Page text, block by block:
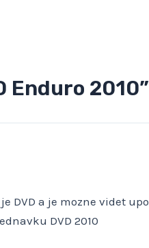
Enduro 2010”
DVD a je mozne videt
DVD 2010